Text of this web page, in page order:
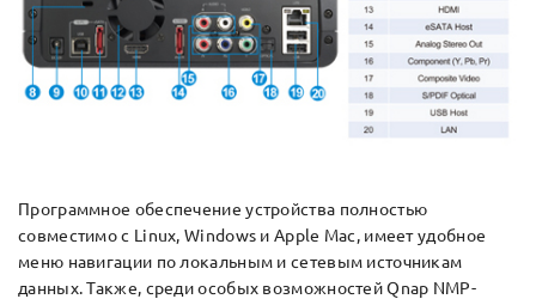
Программное обеспечение устройства полностью
совместимо с Linux, Windows и Apple Mac, имеет удобное
меню навигации по локальным и сетевым источникам
данных. Также, среди особых возможностей Qnap NMP-